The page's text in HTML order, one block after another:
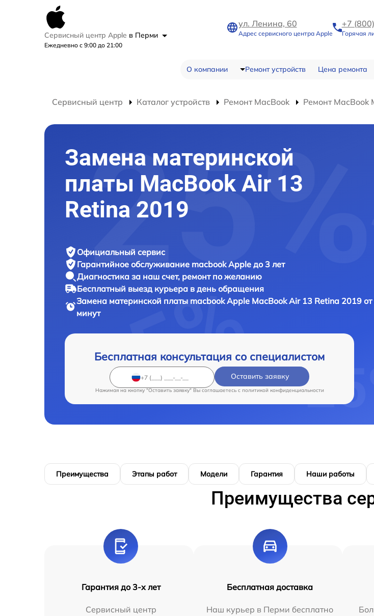
Сервисный центр Apple в Перми
Ежедневно с 9:00 до 21:00
ул. Ленина, 60
Адрес сервисного центра Apple
+7
Горячая
О компании Ремонт устройств Цена ремонта
Сервисный центр Каталог устройств Ремонт MacBook Ремонт MacBook
Замена материнской
платы MacBook Air 13
Retina 2019
Официальный сервис
Гарантийное обслуживание macbook Apple до 3 лет
Диагностика за наш счет, ремонт по желанию
Бесплатный выезд курьера в день обращения
Замена материнской платы macbookApple MacBook Air 13 Retina 2019
минут
Бесплатная консультация со специалистом
Оставить заявку
Нажимая на кнопку "Оставить заявку" Вы соглашаетесь c политикой конфиденциальности
Преимущества Этапы работ Модели Гарантия Наши работы
Преимущества
Гарантия до 3-х лет
Сервисный центр
Бесплатная доставка
Наш курьер в Перми бесплатно